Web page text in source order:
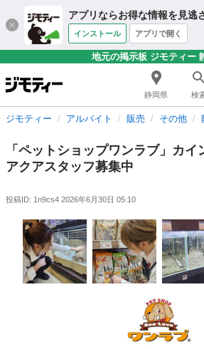
アプリならお得な情報を見逃
インストール アプリで開く
地元の掲示板 ジモティー
静岡県 検
ジモティー アルバイト 販売 その他
「ペットショップワンラブ」カ
アクアスタッフ募集中
投稿ID: 1n9cs4 2026年6月30日 05:10